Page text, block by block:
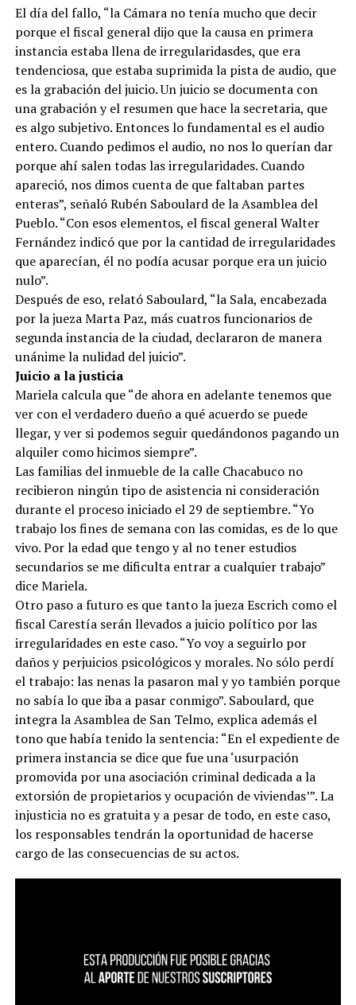
El día del fallo, “la Cámara no tenía mucho que decir
porque el fiscal general dijo que la causa en primera
instancia estaba llena de irregularidasdes, que era
tendenciosa, que estaba suprimida la pista de audio, que
es la grabación del juicio. Un juicio se documenta con
una grabación y el resumen que hace la secretaria, que
es algo subjetivo. Entonces lo fundamental es el audio
entero. Cuando pedimos el audio, no nos lo querían dar
porque ahí salen todas las irregularidades. Cuando
apareció, nos dimos cuenta de que faltaban partes
enteras”, señaló Rubén Saboulard de la Asamblea del
Pueblo. “Con esos elementos, el fiscal general Walter
Fernández indicó que por la cantidad de irregularidades
que aparecían, él no podía acusar porque era un juicio
nulo”.
Después de eso, relató Saboulard, “la Sala, encabezada
por la jueza Marta Paz, más cuatros funcionarios de
segunda instancia de la ciudad, declararon de manera
unánime la nulidad del juicio”.
Juicio a la justicia
Mariela calcula que “de ahora en adelante tenemos que
ver con el verdadero dueño a qué acuerdo se puede
llegar, y ver si podemos seguir quedándonos pagando un
alquiler como hicimos siempre”.
Las familias del inmueble de la calle Chacabuco no
recibieron ningún tipo de asistencia ni consideración
durante el proceso iniciado el 29 de septiembre. “Yo
trabajo los fines de semana con las comidas, es de lo que
vivo. Por la edad que tengo y al no tener estudios
secundarios se me dificulta entrar a cualquier trabajo”
dice Mariela.
Otro paso a futuro es que tanto la jueza Escrich como el
fiscal Carestía serán llevados a juicio político por las
irregularidades en este caso. “Yo voy a seguirlo por
daños y perjuicios psicológicos y morales. No sólo perdí
el trabajo: las nenas la pasaron mal y yo también porque
no sabía lo que iba a pasar conmigo”. Saboulard, que
integra la Asamblea de San Telmo, explica además el
tono que había tenido la sentencia: “En el expediente de
primera instancia se dice que fue una ‘usurpación
promovida por una asociación criminal dedicada a la
extorsión de propietarios y ocupación de viviendas’”. La
injusticia no es gratuita y a pesar de todo, en este caso,
los responsables tendrán la oportunidad de hacerse
cargo de las consecuencias de su actos.